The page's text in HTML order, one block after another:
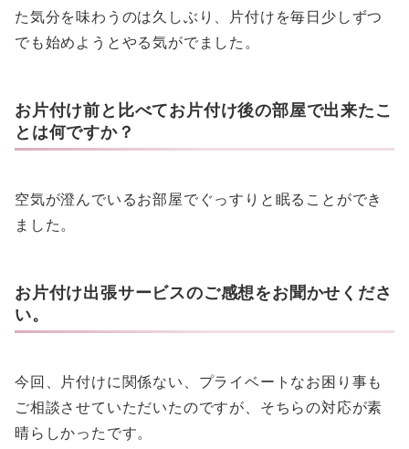
た気分を味わうのは久しぶり、片付けを毎日少しずつ
でも始めようとやる気がでました。
お片付け前と比べてお片付け後の部屋で出来たこ
とは何ですか？
空気が澄んでいるお部屋でぐっすりと眠ることができ
ました。
お片付け出張サービスのご感想をお聞かせくださ
い。
今回、片付けに関係ない、プライベートなお困り事も
ご相談させていただいたのですが、そちらの対応が素
晴らしかったです。